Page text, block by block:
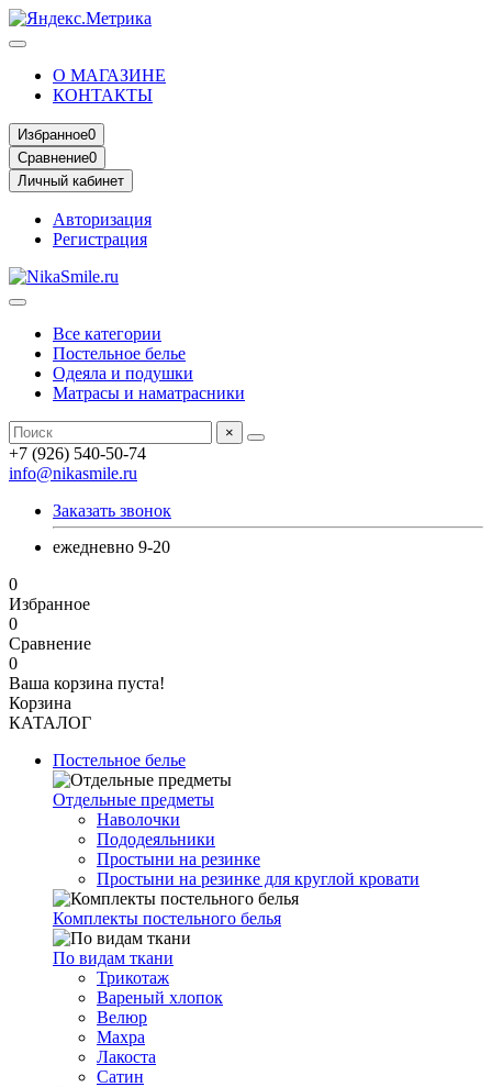
О МАГАЗИНЕ
КОНТАКТЫ
Избранное0
Сравнение0
Личный кабинет
Авторизация
Регистрация
Все категории
Постельное белье
Одеяла и подушки
Матрасы и наматрасники
×
+7 (926) 540-50-74
info@nikasmile.ru
Заказать звонок
ежедневно 9-20
0
Избранное
0
Сравнение
0
Ваша корзина пуста!
Корзина
КАТАЛОГ
Постельное белье
Отдельные предметы
Наволочки
Пододеяльники
Простыни на резинке
Простыни на резинке для круглой кровати
Комплекты постельного белья
По видам ткани
Трикотаж
Вареный хлопок
Велюр
Махра
Лакоста
Сатин